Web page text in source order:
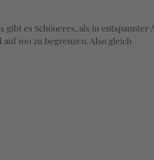
gibt es Schöneres, als in entspannter
100 zu begrenzen. Also gleich